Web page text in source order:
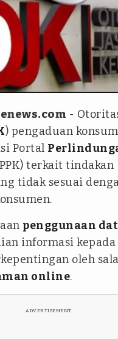
-
) pengaduan
Portal
terkait tindakan
tidak sesuai
penggunaan
informasi
oleh
online.
ADVERTISEMENT